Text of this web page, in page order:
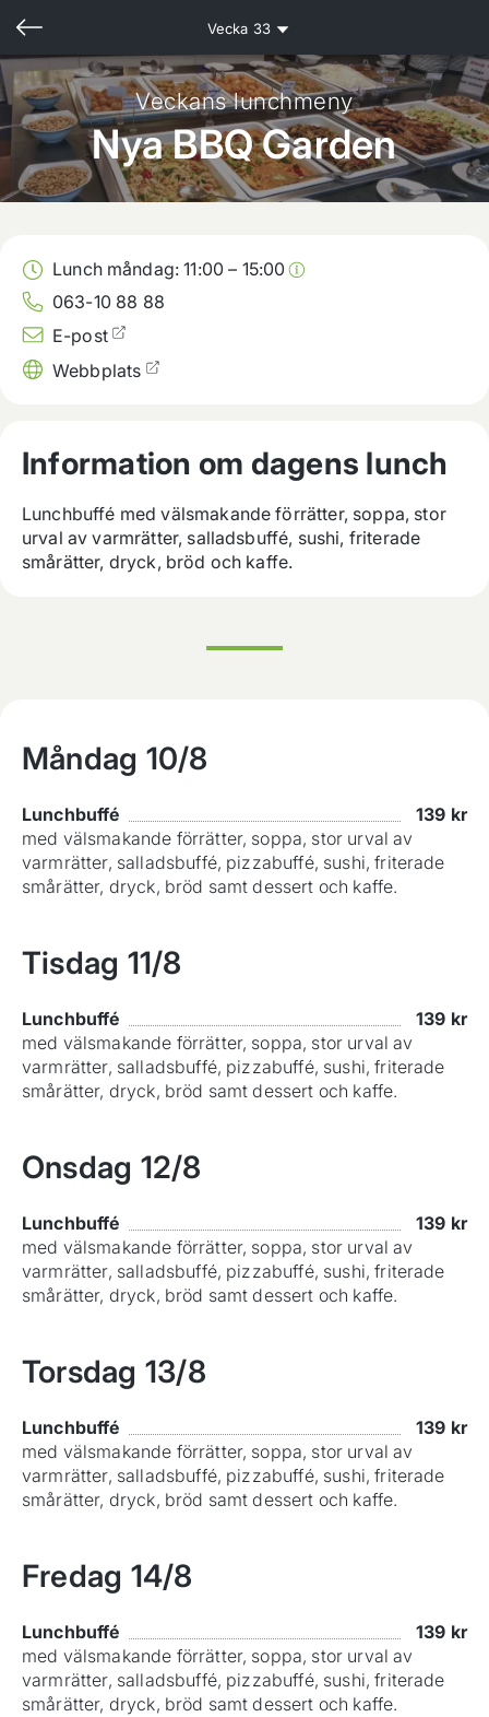
Vecka 33
Veckans lunchmeny
Nya BBQ Garden
Lunch måndag:11:00 – 15:00
063-10 88 88
E-post
Webbplats
Information om dagens lunch
Lunchbuffé med välsmakande förrätter, soppa, stor
urval av varmrätter, salladsbuffé, sushi, friterade
smårätter, dryck, bröd och kaffe.
Måndag 10/8
Lunchbuffé 139 kr
med välsmakande förrätter, soppa, stor urval av
varmrätter, salladsbuffé, pizzabuffé, sushi, friterade
smårätter, dryck, bröd samt dessert och kaffe.
Tisdag 11/8
Lunchbuffé 139 kr
med välsmakande förrätter, soppa, stor urval av
varmrätter, salladsbuffé, pizzabuffé, sushi, friterade
smårätter, dryck, bröd samt dessert och kaffe.
Onsdag 12/8
Lunchbuffé 139 kr
med välsmakande förrätter, soppa, stor urval av
varmrätter, salladsbuffé, pizzabuffé, sushi, friterade
smårätter, dryck, bröd samt dessert och kaffe.
Torsdag 13/8
Lunchbuffé 139 kr
med välsmakande förrätter, soppa, stor urval av
varmrätter, salladsbuffé, pizzabuffé, sushi, friterade
smårätter, dryck, bröd samt dessert och kaffe.
Fredag 14/8
Lunchbuffé 139 kr
med välsmakande förrätter, soppa, stor urval av
varmrätter, salladsbuffé, pizzabuffé, sushi, friterade
smårätter, dryck, bröd samt dessert och kaffe.